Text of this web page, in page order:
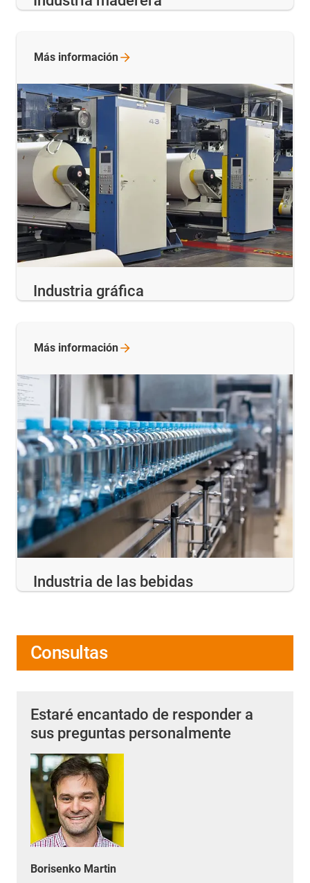
Industria gráfica
Más información
Industria de las bebidas
Más información
Consultas
Estaré encantado de responder a
sus preguntas personalmente
Borisenko Martin